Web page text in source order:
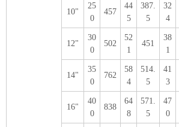
10"
25
0
457
44
5
387.
5
32
4
12"
30
0
502
52
1
451
38
1
14"
35
0
762
58
4
514.
5
41
3
16"
40
0
838
64
8
571.
5
47
0